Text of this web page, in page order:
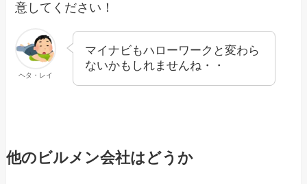
意してください！
ヘタ・レイ
マイナビもハローワークと変わら
ないかもしれませんね・・
他のビルメン会社はどうか